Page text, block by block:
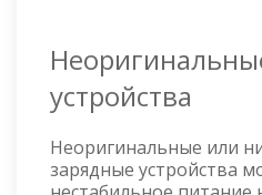
устройства
Неоригинальные или
зарядные устройства